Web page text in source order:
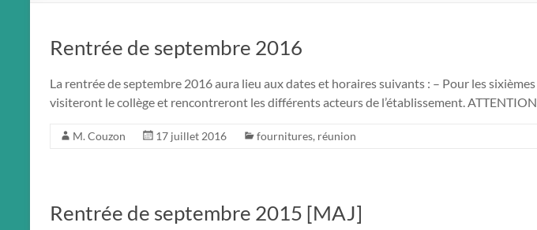
Rentrée de septembre 2016
La rentrée de septembre 2016 aura lieu aux dates et horaires suivants : – Pour les
visiteront le collège et rencontreront les différents acteurs de l’établissement.
M. Couzon 17 juillet 2016 fournitures, réunion
Rentrée de septembre 2015 [MAJ]